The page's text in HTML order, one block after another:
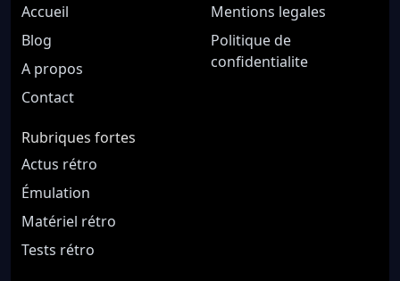
Accueil
Blog
A propos
Contact
Mentions legales
Politique de
confidentialite
Rubriques fortes
Actus rétro
Émulation
Matériel rétro
Tests rétro